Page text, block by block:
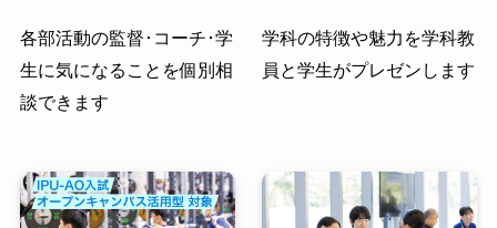
各部活動の監督･コーチ･学
生に気になることを個別相
談できます
学科の特徴や魅力を学科教
員と学生がプレゼンします